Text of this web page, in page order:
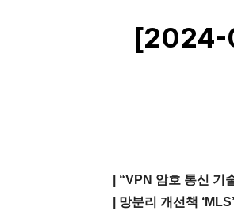
[2024-
| “VPN 암호 통신
| 망분리 개선책